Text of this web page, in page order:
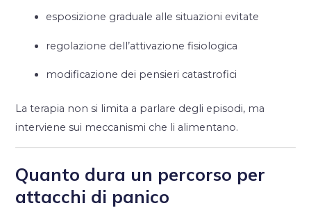
esposizione graduale alle situazioni evitate
regolazione dell’attivazione fisiologica
modificazione dei pensieri catastrofici
La terapia non si limita a parlare degli episodi, ma
interviene sui meccanismi che li alimentano.
Quanto dura un percorso per
attacchi di panico